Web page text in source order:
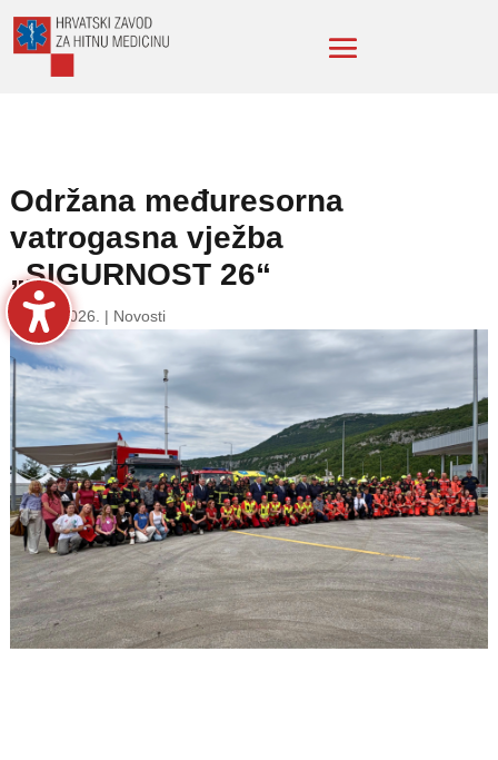
Održana međuresorna
vatrogasna vježba
„SIGURNOST 26“
11. lip. 2026. | Novosti